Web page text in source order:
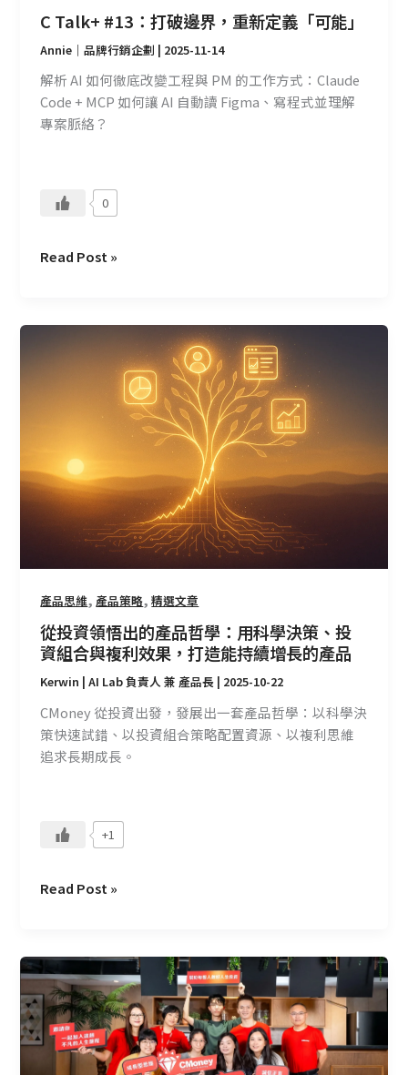
C Talk+ #13：打破邊界，重新定義「可能」
Annie｜品牌行銷企劃 | 2025-11-14
解析 AI 如何徹底改變工程與 PM 的工作方式：Claude
Code + MCP 如何讓 AI 自動讀 Figma、寫程式並理解
專案脈絡？
0
Read Post »
產品思維, 產品策略,精選文章
從投資領悟出的產品哲學：用科學決策、投
資組合與複利效果，打造能持續增長的產品
Kerwin | AI Lab 負責人 兼 產品長 | 2025-10-22
CMoney 從投資出發，發展出一套產品哲學：以科學決
策快速試錯、以投資組合策略配置資源、以複利思維
追求長期成長。
+1
投
產
品
哲
用
科
決
策、
投
資
組
合
打
續
增
長
的
Read Post »
CMoney
公
司
文